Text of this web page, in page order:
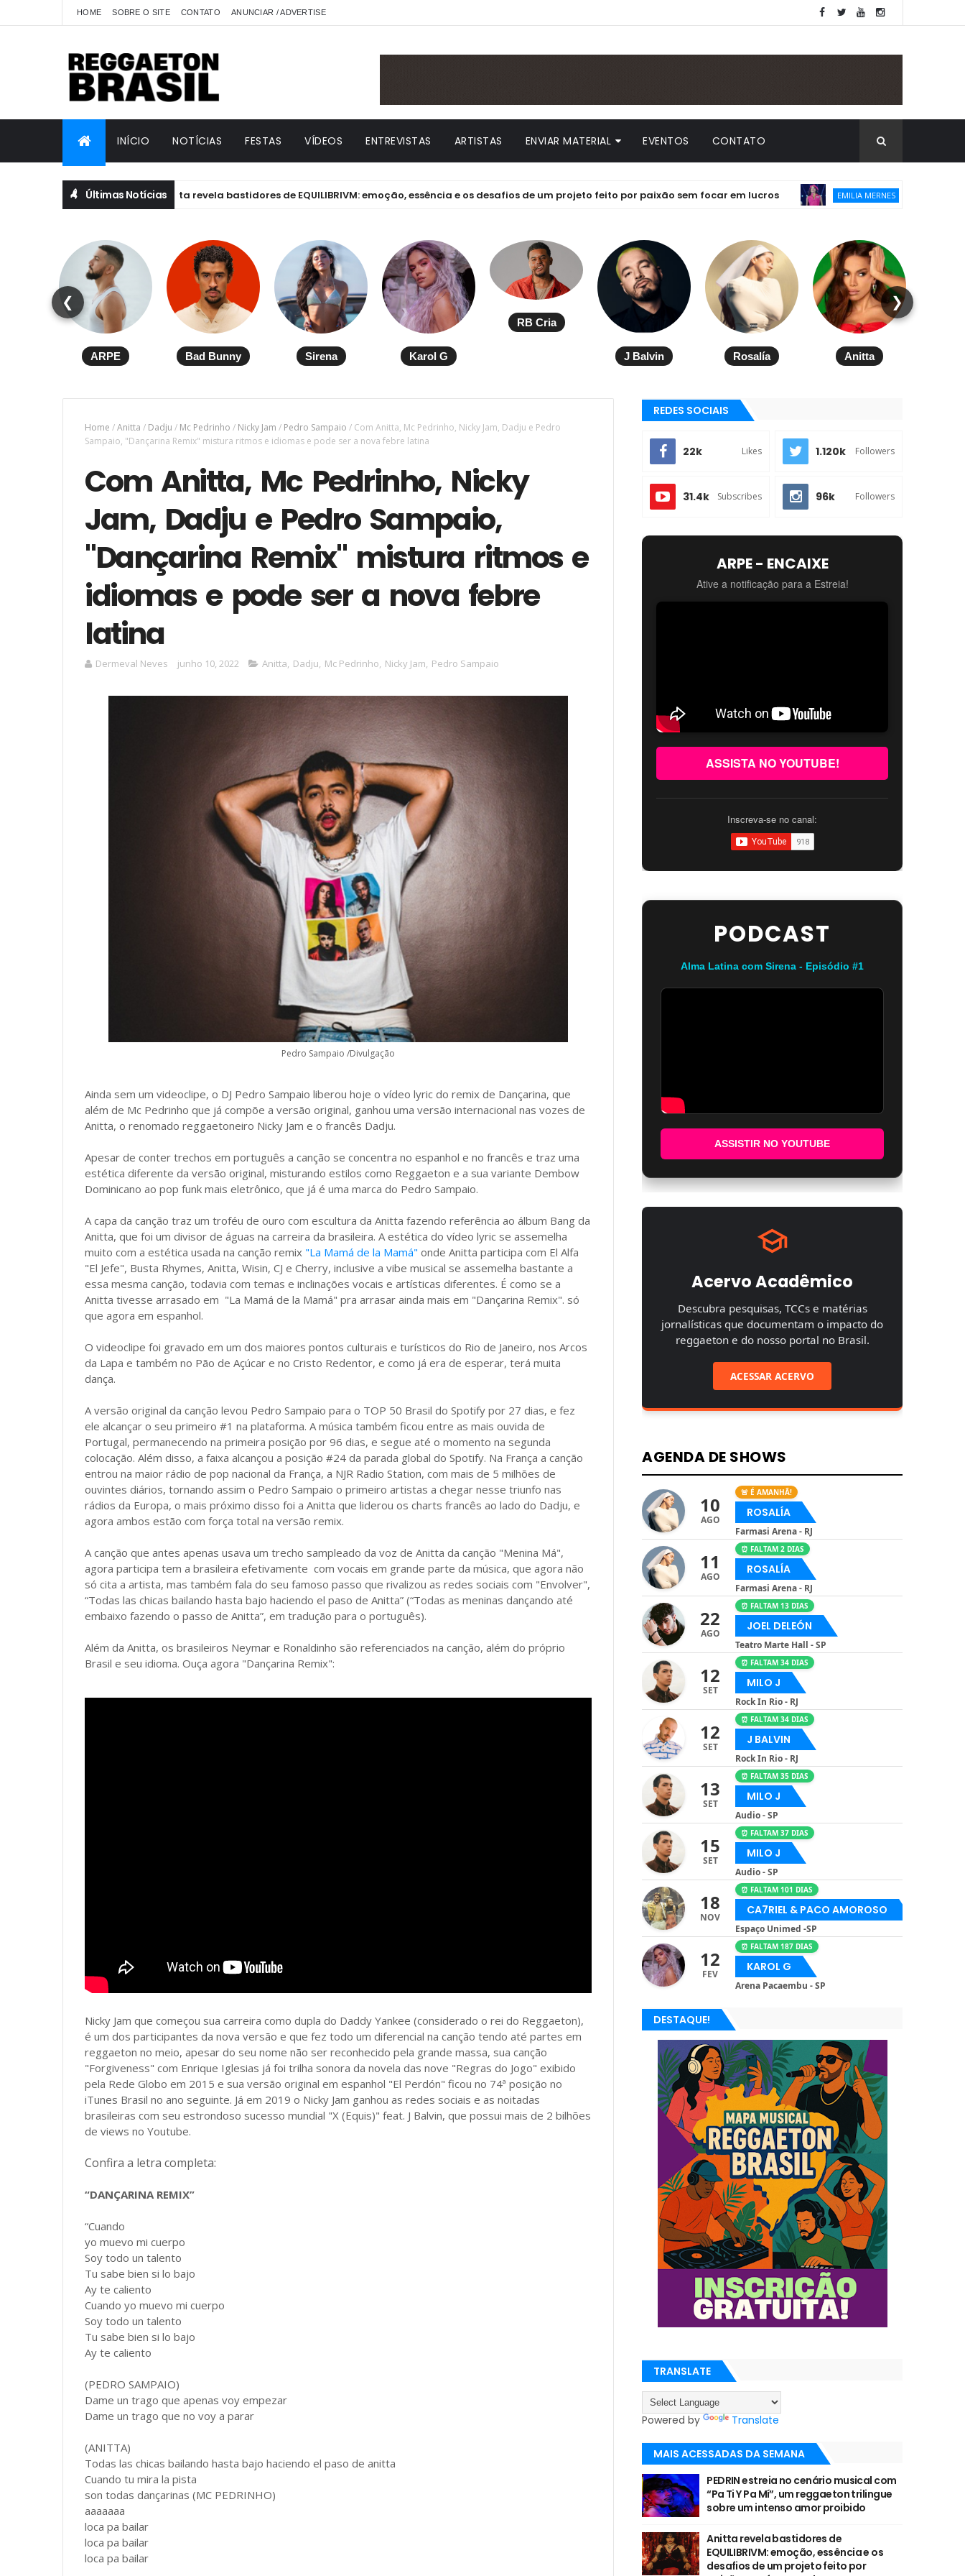
HOME SOBRE O SITE CONTATO ANUNCIAR / ADVERTISE
INÍCIO NOTÍCIAS FESTAS VÍDEOS ENTREVISTAS ARTISTAS ENVIAR MATERIAL EVENTOS CONTATO
Últimas Notícias
ANITTA Anitta revela bastidores de EQUILIBRIVM: emoção, essência e os desafios de um projeto feito por paixão sem focar em lucros EMILIA MERNES Emilia lança
❮
ARPE Bad Bunny Sirena Karol G
RB Cria
J Balvin Rosalía Anitta
❯
Home /Anitta / Dadju / Mc Pedrinho / Nicky Jam / Pedro Sampaio / Com Anitta, Mc Pedrinho, Nicky Jam, Dadju e Pedro
Sampaio, "Dançarina Remix" mistura ritmos e idiomas e pode ser a nova febre latina
Com Anitta, Mc Pedrinho, Nicky
Jam, Dadju e Pedro Sampaio,
"Dançarina Remix" mistura ritmos e
idiomas e pode ser a nova febre
latina
Dermeval Neves junho 10, 2022 Anitta, Dadju, Mc Pedrinho, Nicky Jam, Pedro Sampaio
Pedro Sampaio /Divulgação
Ainda sem um videoclipe, o DJ Pedro Sampaio liberou hoje o vídeo lyric do remix de Dançarina, que
além de Mc Pedrinho que já compõe a versão original, ganhou uma versão internacional nas vozes de
Anitta, o renomado reggaetoneiro Nicky Jam e o francês Dadju.
Apesar de conter trechos em português a canção se concentra no espanhol e no francês e traz uma
estética diferente da versão original, misturando estilos como Reggaeton e a sua variante Dembow
Dominicano ao pop funk mais eletrônico, que já é uma marca do Pedro Sampaio.
A capa da canção traz um troféu de ouro com escultura da Anitta fazendo referência ao álbum Bang da
Anitta, que foi um divisor de águas na carreira da brasileira. A estética do vídeo lyric se assemelha
muito com a estética usada na canção remix "La Mamá de la Mamá" onde Anitta participa com El Alfa
"El Jefe", Busta Rhymes, Anitta, Wisin, CJ e Cherry, inclusive a vibe musical se assemelha bastante a
essa mesma canção, todavia com temas e inclinações vocais e artísticas diferentes. É como se a
Anitta tivesse arrasado em "La Mamá de la Mamá" pra arrasar ainda mais em "Dançarina Remix". só
que agora em espanhol.
O videoclipe foi gravado em um dos maiores pontos culturais e turísticos do Rio de Janeiro, nos Arcos
da Lapa e também no Pão de Açúcar e no Cristo Redentor, e como já era de esperar, terá muita
dança.
A versão original da canção levou Pedro Sampaio para o TOP 50 Brasil do Spotify por 27 dias, e fez
ele alcançar o seu primeiro #1 na plataforma. A música também ficou entre as mais ouvida de
Portugal, permanecendo na primeira posição por 96 dias, e segue até o momento na segunda
colocação. Além disso, a faixa alcançou a posição #24 da parada global do Spotify. Na França a canção
entrou na maior rádio de pop nacional da França, a NJR Radio Station, com mais de 5 milhões de
ouvintes diários, tornando assim o Pedro Sampaio o primeiro artistas a chegar nesse triunfo nas
rádios da Europa, o mais próximo disso foi a Anitta que liderou os charts francês ao lado do Dadju, e
agora ambos estão com força total na versão remix.
A canção que antes apenas usava um trecho sampleado da voz de Anitta da canção "Menina Má",
agora participa tem a brasileira efetivamente com vocais em grande parte da música, que agora não
só cita a artista, mas também fala do seu famoso passo que rivalizou as redes sociais com "Envolver",
“Todas las chicas bailando hasta bajo haciendo el paso de Anitta” (“Todas as meninas dançando até
embaixo fazendo o passo de Anitta”, em tradução para o português).
Além da Anitta, os brasileiros Neymar e Ronaldinho são referenciados na canção, além do próprio
Brasil e seu idioma. Ouça agora "Dançarina Remix":
Nicky Jam que começou sua carreira como dupla do Daddy Yankee (considerado o rei do Reggaeton),
é um dos participantes da nova versão e que fez todo um diferencial na canção tendo até partes em
reggaeton no meio, apesar do seu nome não ser reconhecido pela grande massa, sua canção
"Forgiveness" com Enrique Iglesias já foi trilha sonora da novela das nove "Regras do Jogo" exibido
pela Rede Globo em 2015 e sua versão original em espanhol "El Perdón" ficou no 74ª posição no
iTunes Brasil no ano seguinte. Já em 2019 o Nicky Jam ganhou as redes sociais e as noitadas
brasileiras com seu estrondoso sucesso mundial "X (Equis)" feat. J Balvin, que possui mais de 2 bilhões
de views no Youtube.
Confira a letra completa:
“DANÇARINA REMIX”
“Cuando
yo muevo mi cuerpo
Soy todo un talento
Tu sabe bien si lo bajo
Ay te caliento
Cuando yo muevo mi cuerpo
Soy todo un talento
Tu sabe bien si lo bajo
Ay te caliento
(PEDRO SAMPAIO)
Dame un trago que apenas voy empezar
Dame un trago que no voy a parar
(ANITTA)
Todas las chicas bailando hasta bajo haciendo el paso de anitta
Cuando tu mira la pista
son todas dançarinas (MC PEDRINHO)
aaaaaaa
loca pa bailar
loca pa bailar
loca pa bailar
REDES SOCIAIS
22k Likes 1.120k Followers
31.4k Subscribes 96k Followers
ARPE - ENCAIXE
Ative a notificação para a Estreia!
ASSISTA NO YOUTUBE!
Inscreva-se no canal:
PODCAST
Alma Latina com Sirena - Episódio #1
ASSISTIR NO YOUTUBE
Acervo Acadêmico
Descubra pesquisas, TCCs e matérias
jornalísticas que documentam o impacto do
reggaeton e do nosso portal no Brasil.
ACESSAR ACERVO
AGENDA DE SHOWS
10
AGO
🚨 É AMANHÃ!
ROSALÍA
Farmasi Arena - RJ
11
AGO
⏰ FALTAM 2 DIAS
ROSALÍA
Farmasi Arena - RJ
22
AGO
⏰ FALTAM 13 DIAS
JOEL DELEÓN
Teatro Marte Hall - SP
12
SET
⏰ FALTAM 34 DIAS
MILO J
Rock In Rio - RJ
12
SET
⏰ FALTAM 34 DIAS
J BALVIN
Rock In Rio - RJ
13
SET
⏰ FALTAM 35 DIAS
MILO J
Audio - SP
15
SET
⏰ FALTAM 37 DIAS
MILO J
Audio - SP
18
NOV
⏰ FALTAM 101 DIAS
CA7RIEL & PACO AMOROSO
Espaço Unimed -SP
12
FEV
⏰ FALTAM 187 DIAS
KAROL G
Arena Pacaembu - SP
DESTAQUE!
TRANSLATE
Powered by Translate
MAIS ACESSADAS DA SEMANA
PEDRIN estreia no cenário musical com
“Pa Ti Y Pa Mí”, um reggaeton trilingue
sobre um intenso amor proibido
Anitta revela bastidores de
EQUILIBRIVM: emoção, essência e os
desafios de um projeto feito por